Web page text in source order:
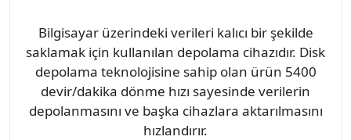
Bilgisayar üzerindeki verileri kalıcı bir şekilde
saklamak için kullanılan depolama cihazıdır. Disk
depolama teknolojisine sahip olan ürün 5400
devir/dakika dönme hızı sayesinde verilerin
depolanmasını ve başka cihazlara aktarılmasını
hızlandırır.